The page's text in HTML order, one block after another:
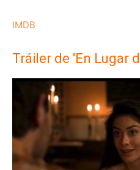
IMDB
Tráiler de 'En Lugar